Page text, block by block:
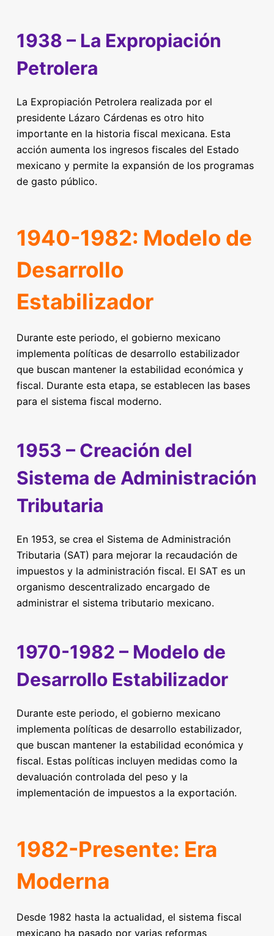
1938 – La Expropiación
Petrolera
La Expropiación Petrolera realizada por el
presidente Lázaro Cárdenas es otro hito
importante en la historia fiscal mexicana. Esta
acción aumenta los ingresos fiscales del Estado
mexicano y permite la expansión de los programas
de gasto público.
1940-1982: Modelo de
Desarrollo
Estabilizador
Durante este periodo, el gobierno mexicano
implementa políticas de desarrollo estabilizador
que buscan mantener la estabilidad económica y
fiscal. Durante esta etapa, se establecen las bases
para el sistema fiscal moderno.
1953 – Creación del
Sistema de Administración
Tributaria
En 1953, se crea el Sistema de Administración
Tributaria (SAT) para mejorar la recaudación de
impuestos y la administración fiscal. El SAT es un
organismo descentralizado encargado de
administrar el sistema tributario mexicano.
1970-1982 – Modelo de
Desarrollo Estabilizador
Durante este periodo, el gobierno mexicano
implementa políticas de desarrollo estabilizador,
que buscan mantener la estabilidad económica y
fiscal. Estas políticas incluyen medidas como la
devaluación controlada del peso y la
implementación de impuestos a la exportación.
1982-Presente: Era
Moderna
Desde 1982 hasta la actualidad, el sistema fiscal
mexicano ha pasado por varias reformas